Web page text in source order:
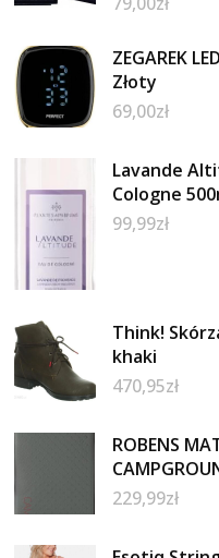
ZEGAREK
Złoty
69,00zł
Lavande
Cologne
99,99zł
Think!
khaki
470,95zł
ROBENS
229,99zł